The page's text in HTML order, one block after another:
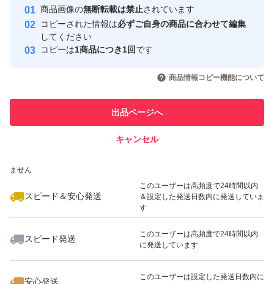
安心取引出品者
心・安全なユーザーです
取引実績
引を完了させた実績があります
での取引実績があります
ません
スピード＆安心発送
このユーザーは高頻度で24時間以内
＆設定した発送日数内に発送していま
す
スピード発送
このユーザーは高頻度で24時間以内
に発送しています
安心発送
このユーザーは設定した発送日数内に
商品画像の無断転載は禁止されています
コピーされた情報は必ずご自身の商品に合わせて編集
してください
コピーは1商品につき1回です
商品情報コピー機能について
出品ページへ
キャンセル
いいね！
4,000